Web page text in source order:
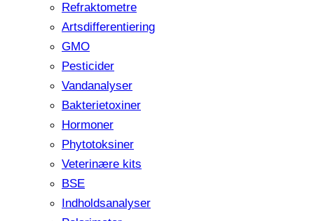
Refraktometre
Artsdifferentiering
GMO
Pesticider
Vandanalyser
Bakterietoxiner
Hormoner
Phytotoksiner
Veterinære kits
BSE
Indholdsanalyser